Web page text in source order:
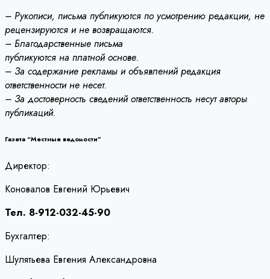
– Рукописи, письма публикуются по усмотрению редакции, не
рецензируются и не возвращаются.
– Благодарственные письма
публикуются на платной основе.
– За содержание рекламы и объявлений редакция
ответственности не несет.
– За достоверность сведений ответственность несут авторы
публикаций.
Газета “Местные ведомости”
Директор:
Коновалов Евгений Юрьевич
Тел. 8-912-032-45-90
Бухгалтер:
Шулятьева Евгения Александровна